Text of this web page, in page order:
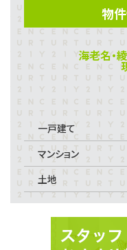
物
海老名・
一戸建て
マンション
土地